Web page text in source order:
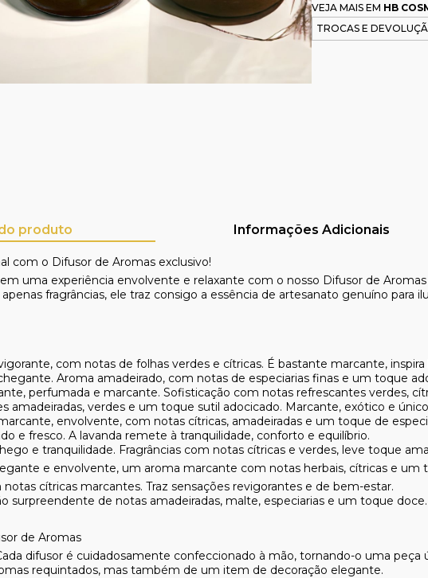
VEJA MAIS EM HB
TROCAS E
produto Informações Adicionais
com o Difusor de Aromas exclusivo!
uma experiência envolvente e relaxante com o nosso Difusor de
fragrâncias, ele traz consigo a essência de artesanato genuíno para
com notas de folhas verdes e cítricas. É bastante marcante,
Aroma amadeirado, com notas de especiarias finas e um toque
perfumada e marcante. Sofisticação com notas refrescantes verdes,
amadeiradas, verdes e um toque sutil adocicado. Marcante, exótico e
envolvente, com notas cítricas, amadeiradas e um toque de
e fresco. A lavanda remete à tranquilidade, conforto e equilíbrio.
e tranquilidade. Fragrâncias com notas cítricas e verdes, leve toque
e envolvente, um aroma marcante com notas herbais, cítricas e um
cítricas marcantes. Traz sensações revigorantes e de bem-estar.
surpreendente de notas amadeiradas, malte, especiarias e um toque
de Aromas
difusor é cuidadosamente confeccionado à mão, tornando-o uma
requintados, mas também de um item de decoração elegante.